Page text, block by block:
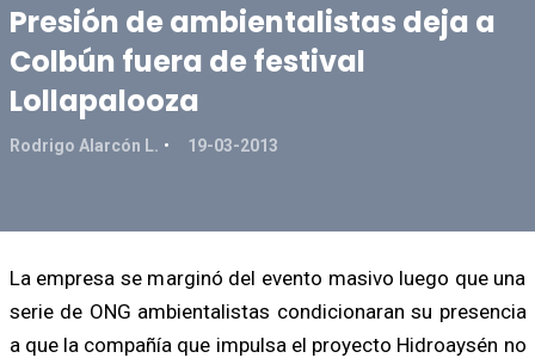
Presión de ambientalistas deja a
Colbún fuera de festival
Lollapalooza
Rodrigo Alarcón L. 19-03-2013
La empresa se marginó del evento masivo luego que una
serie de ONG ambientalistas condicionaran su presencia
a que la compañía que impulsa el proyecto Hidroaysén no